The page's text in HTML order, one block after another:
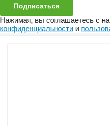
Подписаться
Нажимая, вы соглашаетесь с
конфиденциальности и